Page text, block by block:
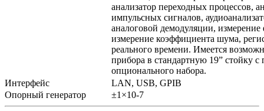
анализатор переходных процессов,
импульсных сигналов,
аналоговой демодуляции,
измерение коэффициента шума,
реального времени. Имеется
прибора в стандартную 19” стойку
опционального набора.
Интерфейс
LAN, USB, GPIB
Опорный генератор
±1×10-7